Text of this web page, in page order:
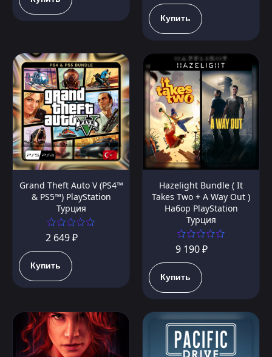
Купить
Grand Theft Auto V (PS4™
& PS5™) PlayStation
Турция
2 649 ₽
Купить
Hazelight Bundle ( It
Takes Two + A Way Out )
Набор PlayStation
Турция
9 190 ₽
Купить